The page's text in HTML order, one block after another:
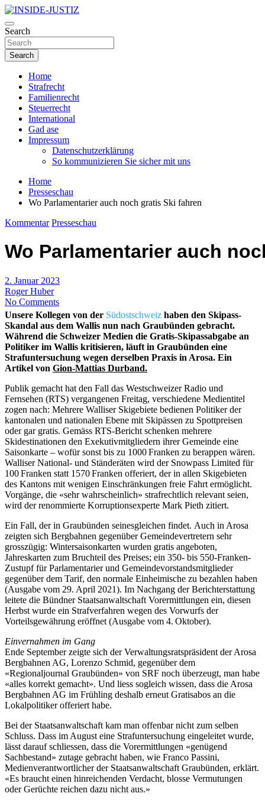
Skip
to
content
INSIDE-JUSTIZ
Investigativer Journalismus zur Dritten Gewalt
Search
Search
Home
Strafrecht
Familienrecht
Steuerrecht
International
Gad ase
Impressum
Datenschutzerklärung
So kommunizieren Sie sicher mit uns
Home
Presseschau
Wo Parlamentarier auch noch gratis Ski fahren
Kommentar Presseschau
Wo Parlamentarier auch
2. Januar 2023
Roger Huber
No Comments
Unsere Kollegen von der Südostschweiz haben den Skipass-
Skandal aus dem Wallis nun nach Graubünden gebracht.
Während die Schweizer Medien die Gratis-Skipassabgabe an
Politiker im Wallis kritisieren, läuft in Graubünden eine
Strafuntersuchung wegen derselben Praxis in Arosa. Ein
Artikel von Gion-Mattias Durband.
Publik gemacht hat den Fall das Westschweizer Radio und
Fernsehen (RTS) vergangenen Freitag, verschiedene Medientitel
zogen nach: Mehrere Walliser Skigebiete bedienen Politiker der
kantonalen und nationalen Ebene mit Skipässen zu Spottpreisen
oder gar gratis. Gemäss RTS-Bericht schenken mehrere
Skidestinationen den Exekutivmitgliedern ihrer Gemeinde eine
Saisonkarte – wofür sonst bis zu 1000 Franken zu berappen wären.
Walliser National- und Ständeräten wird der Snowpass Limited für
100 Franken statt 1570 Franken offeriert, der in allen Skigebieten
des Kantons mit wenigen Einschränkungen freie Fahrt ermöglicht.
Vorgänge, die «sehr wahrscheinlich» strafrechtlich relevant seien,
wird der renommierte Korruptionsexperte Mark Pieth zitiert.
Ein Fall, der in Graubünden seinesgleichen findet. Auch in Arosa
zeigten sich Bergbahnen gegenüber Gemeindevertretern sehr
grosszügig: Wintersaisonkarten wurden gratis angeboten,
Jahreskarten zum Bruchteil des Preises; ein 350- bis 550-Franken-
Zustupf für Parlamentarier und Gemeindevorstandsmitglieder
gegenüber dem Tarif, den normale Einheimische zu bezahlen haben
(Ausgabe vom 29. April 2021). Im Nachgang der Berichterstattung
leitete die Bündner Staatsanwaltschaft Vorermittlungen ein, diesen
Herbst wurde ein Strafverfahren wegen des Vorwurfs der
Vorteilsgewährung eröffnet (Ausgabe vom 4. Oktober).
Einvernahmen im Gang
Ende September zeigte sich der Verwaltungsratspräsident der Arosa
Bergbahnen AG, Lorenzo Schmid, gegenüber dem
«Regionaljournal Graubünden» von SRF noch überzeugt, man habe
«alles korrekt gemacht». Und liess sogleich wissen, dass die Arosa
Bergbahnen AG im Frühling deshalb erneut Gratisabos an die
Lokalpolitiker offeriert habe.
Bei der Staatsanwaltschaft kam man offenbar nicht zum selben
Schluss. Dass im August eine Strafuntersuchung eingeleitet wurde,
lässt darauf schliessen, dass die Vorermittlungen «genügend
Sachbestand» zutage gebracht haben, wie Franco Passini,
Medienverantwortlicher der Staatsanwaltschaft Graubünden, erklärt.
«Es braucht einen hinreichenden Verdacht, blosse Vermutungen
oder Gerüchte reichen dazu nicht aus.»